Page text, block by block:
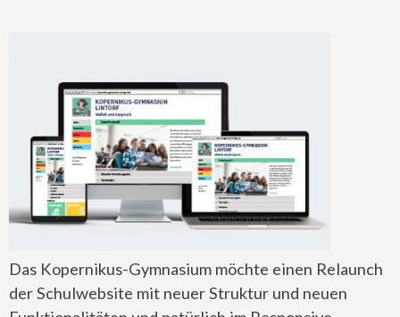
Das Kopernikus-Gymnasium möchte einen Relaunch
der Schulwebsite mit neuer Struktur und neuen